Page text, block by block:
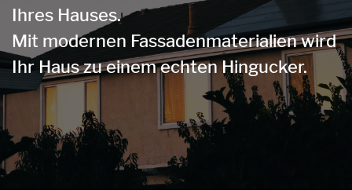
Ihres Hauses.
Mit modernen Fassadenmaterialien wird
Ihr Haus zu einem echten Hingucker.